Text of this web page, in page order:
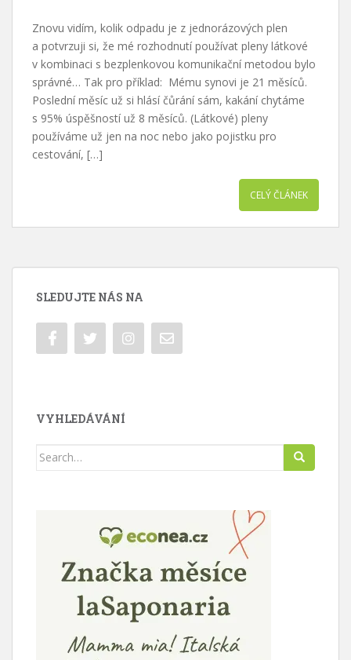
Znovu vidím, kolik odpadu je z jednorázových plen
a potvrzuji si, že mé rozhodnutí používat pleny látkové
v kombinaci s bezplenkovou komunikační metodou bylo
správné… Tak pro příklad: Mému synovi je 21 měsíců.
Poslední měsíc už si hlásí čůrání sám, kakání chytáme
s 95% úspěšností už 8 měsíců. (Látkové) pleny
používáme už jen na noc nebo jako pojistku pro
cestování, […]
CELÝ ČLÁNEK
SLEDUJTE NÁS NA
VYHLEDÁVÁNÍ
Search